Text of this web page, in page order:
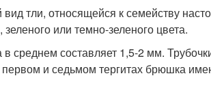
тли, относящейся к семейству
или темно-зеленого цвета.
среднем составляет 1,5-2 мм.
и седьмом тергитах брюшка